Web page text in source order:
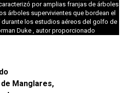
por amplias franjas de árboles
árboles supervivientes que bordean el
durante los estudios aéreos del golfo de
Duke , autor proporcionado
Manglares,